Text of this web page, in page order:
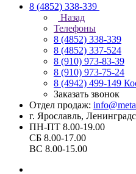
8 (4852) 338-339
Назад
Телефоны
8 (4852) 338-339
8 (4852) 337-524
8 (910) 973-83-39
8 (910) 973-75-24
8 (4942) 499-149
Заказать звонок
Отдел продаж:
г. Ярославль,
ПН-ПТ 8.00-19.00
СБ 8.00-17.00
ВС 8.00-15.00